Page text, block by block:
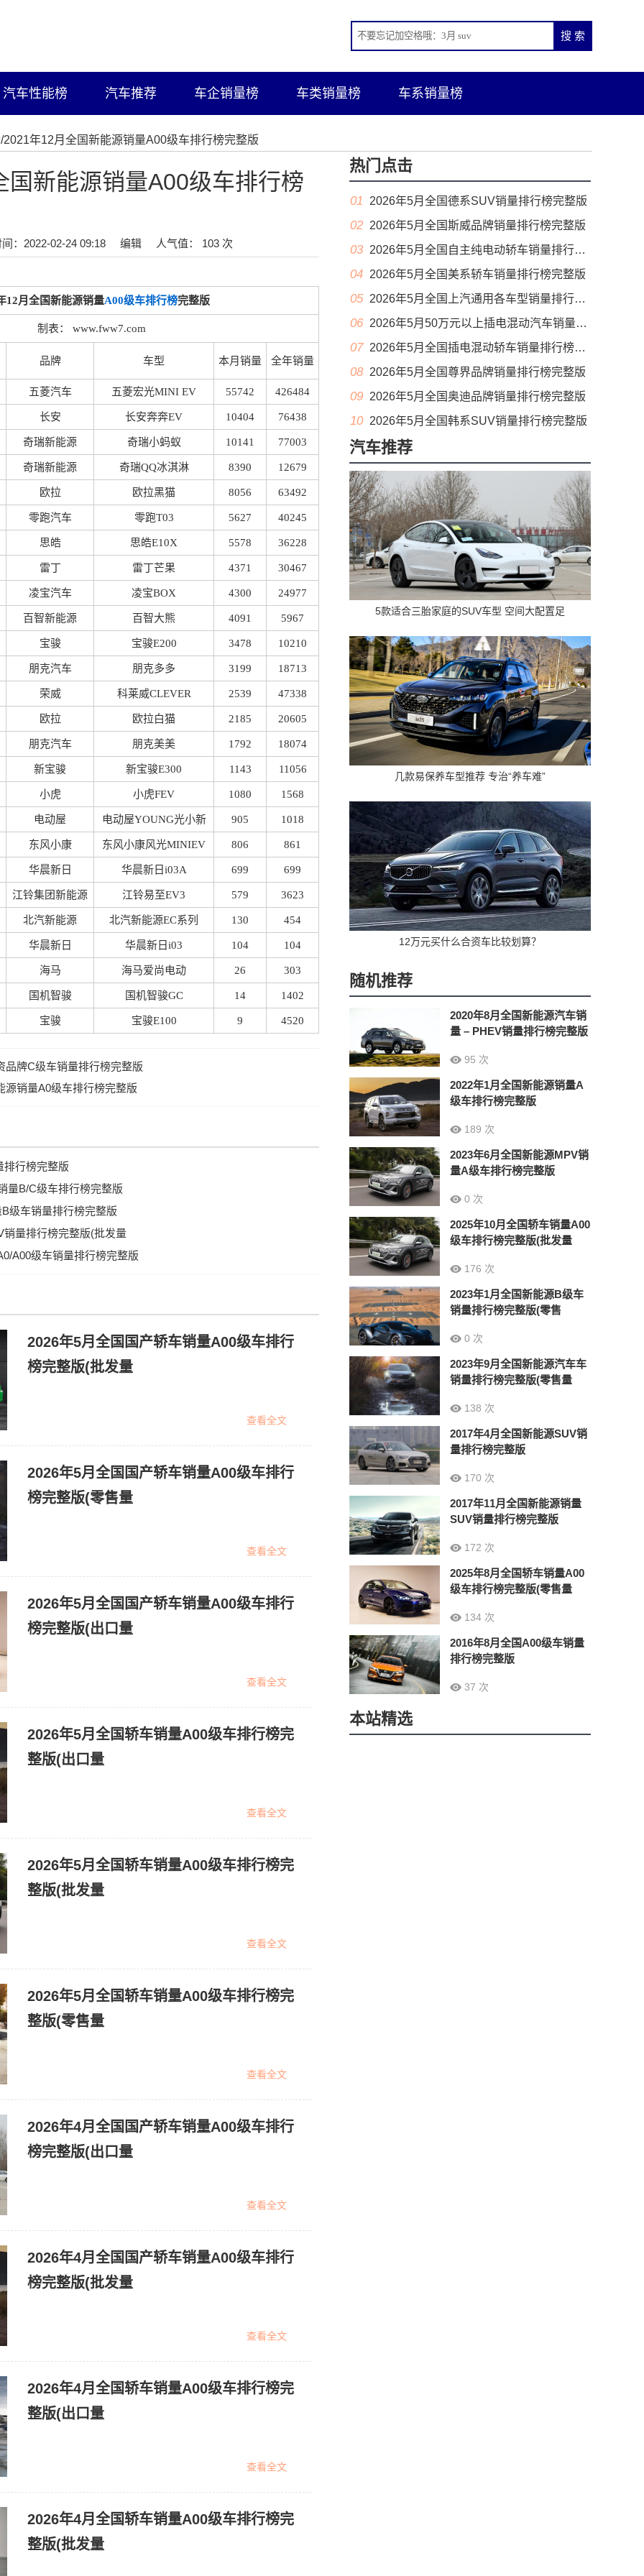
汽车性能榜 汽车推荐 车企销量榜 车类销量榜 车系销量榜
/2021年12月全国新能源销量A00级车排行榜完整版
国新能源销量A00级车排行榜
：2022-02-24 09:18 编辑 人气值： 103 次
12月全国新能源销量A00级车排行榜完整版
制表： www.fww7.com
品牌 车型 本月销量 全年销量
五菱汽车 五菱宏光MINI EV 55742 426484
长安 长安奔奔EV 10404 76438
奇瑞新能源 奇瑞小蚂蚁 10141 77003
奇瑞新能源 奇瑞QQ冰淇淋 8390 12679
欧拉 欧拉黑猫 8056 63492
零跑汽车 零跑T03 5627 40245
思皓 思皓E10X 5578 36228
雷丁 雷丁芒果 4371 30467
凌宝汽车 凌宝BOX 4300 24977
百智新能源 百智大熊 4091 5967
宝骏 宝骏E200 3478 10210
朋克汽车 朋克多多 3199 18713
荣威 科莱威CLEVER 2539 47338
欧拉 欧拉白猫 2185 20605
朋克汽车 朋克美美 1792 18074
新宝骏 新宝骏E300 1143 11056
小虎 小虎FEV 1080 1568
电动屋 电动屋YOUNG光小新 905 1018
东风小康 东风小康风光MINIEV 806 861
华晨新日 华晨新日i03A 699 699
江铃集团新能源 江铃易至EV3 579 3623
北汽新能源 北汽新能源EC系列 130 454
华晨新日 华晨新日i03 104 104
海马 海马爱尚电动 26 303
国机智骏 国机智骏GC 14 1402
宝骏 宝骏E100 9 4520
品牌C级车销量排行榜完整版
源销量A0级车排行榜完整版
排行榜完整版
量B/C级车排行榜完整版
级车销量排行榜完整版
销量排行榜完整版(批发量
A00级车销量排行榜完整版
2026年5月全国国产轿车销量A00级车排行
榜完整版(批发量
查看全文
2026年5月全国国产轿车销量A00级车排行
榜完整版(零售量
查看全文
2026年5月全国国产轿车销量A00级车排行
榜完整版(出口量
查看全文
2026年5月全国轿车销量A00级车排行榜完
整版(出口量
查看全文
2026年5月全国轿车销量A00级车排行榜完
整版(批发量
查看全文
2026年5月全国轿车销量A00级车排行榜完
整版(零售量
查看全文
2026年4月全国国产轿车销量A00级车排行
榜完整版(出口量
查看全文
2026年4月全国国产轿车销量A00级车排行
榜完整版(批发量
查看全文
2026年4月全国轿车销量A00级车排行榜完
整版(出口量
查看全文
2026年4月全国轿车销量A00级车排行榜完
整版(批发量
热门点击
01 2026年5月全国德系SUV销量排行榜完整版
02 2026年5月全国斯威品牌销量排行榜完整版
03 2026年5月全国自主纯电动轿车销量排行榜完整版(出口量
04 2026年5月全国美系轿车销量排行榜完整版
05 2026年5月全国上汽通用各车型销量排行榜完整版
06 2026年5月50万元以上插电混动汽车销量排行榜（零售量）
07 2026年5月全国插电混动轿车销量排行榜完整版(出口量
08 2026年5月全国尊界品牌销量排行榜完整版
09 2026年5月全国奥迪品牌销量排行榜完整版
10 2026年5月全国韩系SUV销量排行榜完整版
汽车推荐
5款适合三胎家庭的SUV车型 空间大配置足
几款易保养车型推荐 专治“养车难”
12万元买什么合资车比较划算？
随机推荐
2020年8月全国新能源汽车销
量 – PHEV销量排行榜完整版
95 次
2022年1月全国新能源销量A
级车排行榜完整版
189 次
2023年6月全国新能源MPV销
量A级车排行榜完整版
0 次
2025年10月全国轿车销量A00
级车排行榜完整版(批发量
176 次
2023年1月全国新能源B级车
销量排行榜完整版(零售
0 次
2023年9月全国新能源汽车车
销量排行榜完整版(零售量
138 次
2017年4月全国新能源SUV销
量排行榜完整版
170 次
2017年11月全国新能源销量
SUV销量排行榜完整版
172 次
2025年8月全国轿车销量A00
级车排行榜完整版(零售量
134 次
2016年8月全国A00级车销量
排行榜完整版
37 次
本站精选